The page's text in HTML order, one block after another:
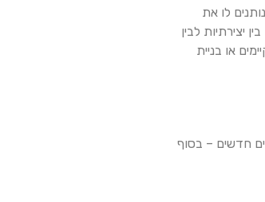
לו את
יצירתיות לבין
או בניית
מפחד לקחת תפקידים חדשים – בסוף